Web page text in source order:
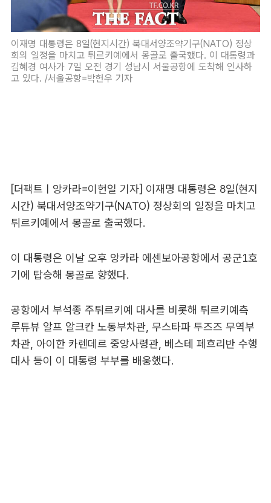
이재명 대통령은 8일(현지시간) 북대서양조약기구(NATO) 정상
회의 일정을 마치고 튀르키예에서 몽골로 출국했다. 이 대통령과
김혜경 여사가 7일 오전 경기 성남시 서울공항에 도착해 인사하
고 있다. /서울공항=박헌우 기자
[더팩트ㅣ앙카라=이헌일 기자] 이재명 대통령은 8일(현지
시간) 북대서양조약기구(NATO) 정상회의 일정을 마치고
튀르키예에서 몽골로 출국했다.
이 대통령은 이날 오후 앙카라 에센보아공항에서 공군1호
기에 탑승해 몽골로 향했다.
공항에서 부석종 주튀르키예 대사를 비롯해 튀르키예측
루튜뷰 알프 알크칸 노동부차관, 무스타파 투즈즈 무역부
차관, 아이한 카렌데르 중앙사령관, 베스테 페흐리반 수행
대사 등이 이 대통령 부부를 배웅했다.